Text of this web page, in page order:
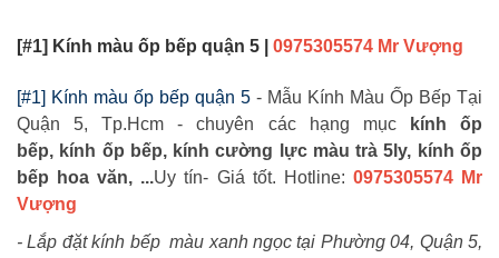
[#1] Kính màu ốp bếp quận 5 | 0975305574 Mr Vượng
[#1] Kính màu ốp bếp quận 5 - Mẫu Kính Màu Ốp Bếp Tại
Quận 5, Tp.Hcm -
chuyên các hạng mục
kính ốp
bếp, kính ốp bếp, kính cường lực màu trà 5ly, kính ốp
bếp hoa văn, ...Uy tín- Giá tốt. Hotline: 0975305574 Mr
Vượng
- Lắp đặt kính bếp màu xanh ngọc tại Phường 04, Quận 5,